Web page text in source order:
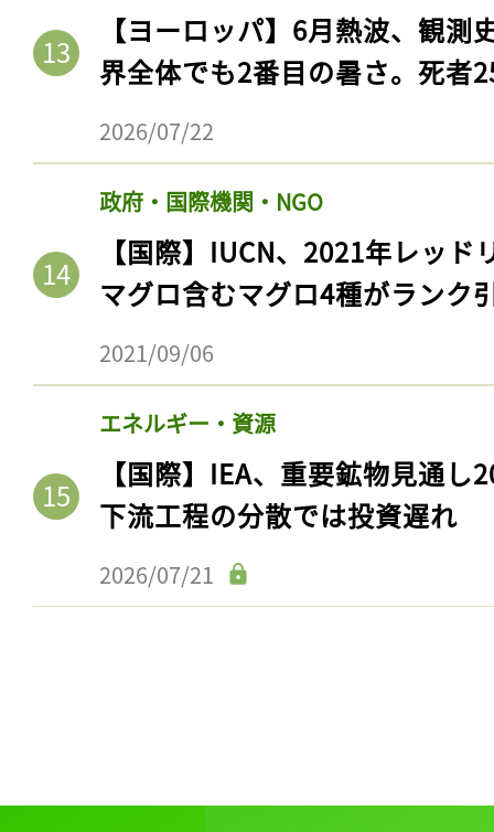
【ヨーロッパ】6月熱波、観
界全体でも2番目の暑さ。死者
2026/07/22
政府・国際機関・NGO
【国際】IUCN、2021年レッ
マグロ含むマグロ4種がランク
2021/09/06
エネルギー・資源
【国際】IEA、重要鉱物見通
下流工程の分散では投資遅れ
2026/07/21
ログイン
会員登録